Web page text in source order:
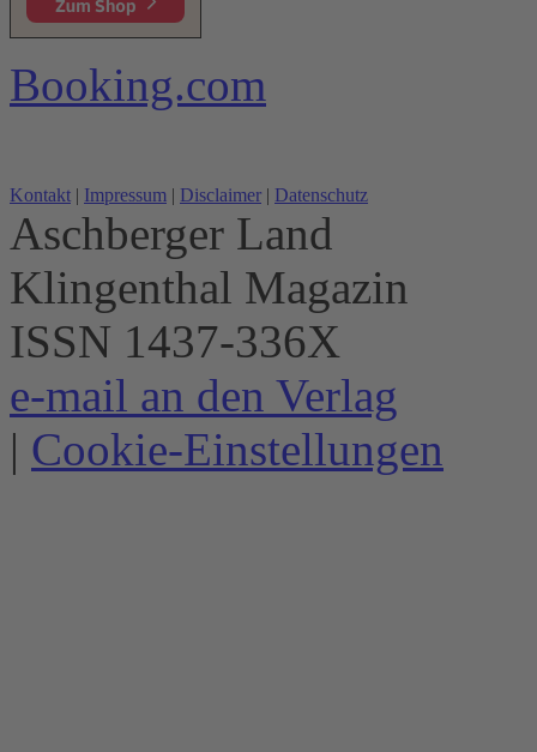
Booking.com
Kontakt | Impressum | Disclaimer | Datenschutz
Aschberger Land
Klingenthal Magazin
ISSN 1437-336X
e-mail an den Verlag
| Cookie-Einstellungen